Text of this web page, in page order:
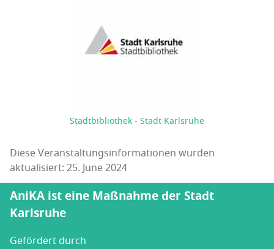
Stadtbibliothek - Stadt Karlsruhe
Diese Veranstaltungsinformationen wurden
aktualisiert: 25. June 2024
AniKA ist eine Maßnahme der Stadt
Karlsruhe
Gefördert durch